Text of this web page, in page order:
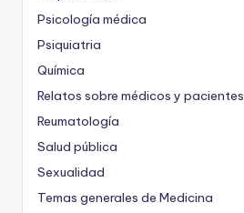
Psicología médica
Psiquiatria
Química
Relatos sobre médicos y pacientes
Reumatología
Salud pública
Sexualidad
Temas generales de Medicina